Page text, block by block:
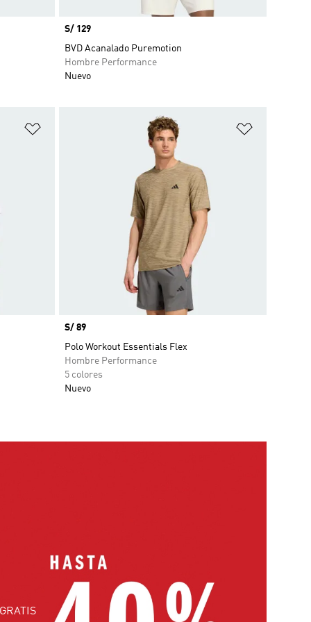
Precio
S/ 129
BVD Acanalado Puremotion
Hombre Performance
Nuevo
Añadir a la lista de deseos
Precio
S/ 89
Polo Workout Essentials Flex
Hombre Performance
5 colores
Nuevo